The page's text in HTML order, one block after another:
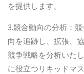
を提供します。
3.競合動向の分析：
向を追跡し、拡張、
競争戦略を分析いた
に役立つリキッドマ